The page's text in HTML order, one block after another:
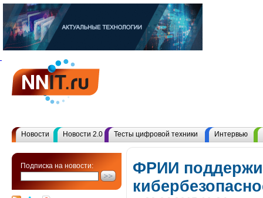
Новости Новости 2.0 Тесты цифровой техники Интервью
Подписка на новости:
ФРИИ